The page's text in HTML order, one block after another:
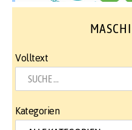
Volltext
Kategorien